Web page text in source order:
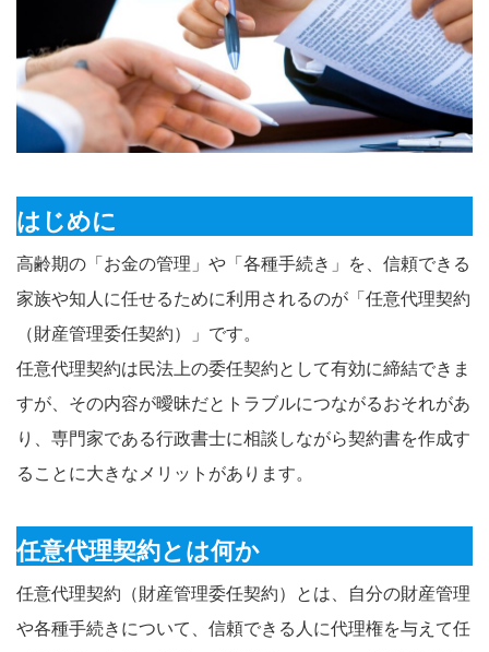
はじめに
高齢期の「お金の管理」や「各種手続き」を、信頼できる
家族や知人に任せるために利用されるのが「任意代理契約
（財産管理委任契約）」です。
任意代理契約は民法上の委任契約として有効に締結できま
すが、その内容が曖昧だとトラブルにつながるおそれがあ
り、専門家である行政書士に相談しながら契約書を作成す
ることに大きなメリットがあります。
任意代理契約とは何か
任意代理契約（財産管理委任契約）とは、自分の財産管理
や各種手続きについて、信頼できる人に代理権を与えて任